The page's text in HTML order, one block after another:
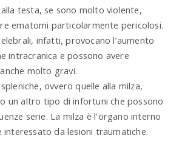
testa, se sono molto violente,
ematomi particolarmente pericolosi.
infatti, provocano l’aumento
intracranica e possono avere
molto gravi.
ovvero quelle alla milza,
un altro tipo di infortuni che possono
serie. La milza è l’organo interno
interessato da lesioni traumatiche.